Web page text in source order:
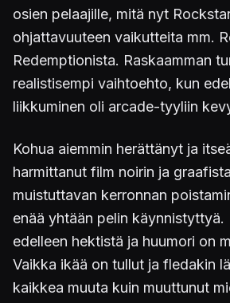
osien pelaajille, mitä nyt
ohjattavuuteen vaikutteita mm.
Redemptionista. Raskaamman
realistisempi vaihtoehto, kun
liikkuminen oli arcade-tyyliin
Kohua aiemmin herättänyt ja
harmittanut film noirin ja
muistuttavan kerronnan
enää yhtään pelin käynnistyttyä.
edelleen hektistä ja huumori on
Vaikka ikää on tullut ja fledakin
kaikkea muuta kuin muuttunut